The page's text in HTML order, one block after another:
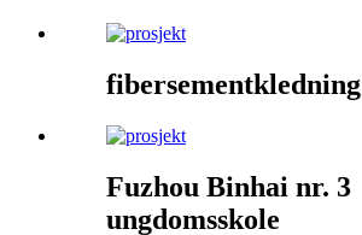
fibersementkledning
Fuzhou Binhai nr. 3
ungdomsskole